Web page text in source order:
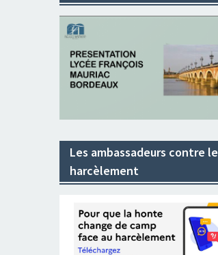
Les ambassadeurs contre le
harcèlement